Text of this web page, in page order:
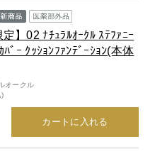
定】02 ﾅﾁｭﾗﾙｵｰｸﾙ ｽﾃﾌｧﾆｰ
ﾊﾞｰ ｸｯｼｮﾝﾌｧﾝﾃﾞｰｼｮﾝ(本体
オークル
)
カートに入れる